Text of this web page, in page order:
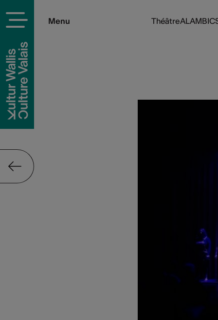
Menu Théâtre